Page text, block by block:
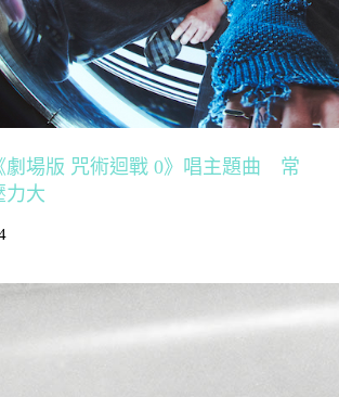
劇場版 咒術迴戰 0》唱主題曲 常
力大